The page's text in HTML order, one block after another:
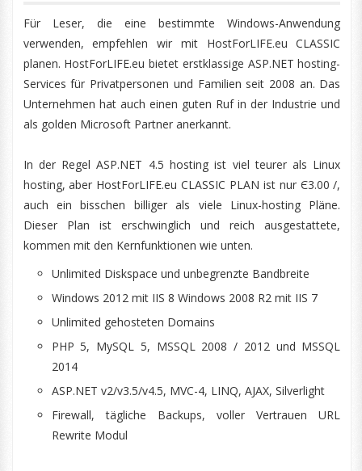
Für Leser, die eine bestimmte Windows-Anwendung
verwenden, empfehlen wir mit HostForLIFE.eu CLASSIC
planen. HostForLIFE.eu bietet erstklassige ASP.NET hosting-
Services für Privatpersonen und Familien seit 2008 an. Das
Unternehmen hat auch einen guten Ruf in der Industrie und
als golden Microsoft Partner anerkannt.
In der Regel ASP.NET 4.5 hosting ist viel teurer als Linux
hosting, aber HostForLIFE.eu CLASSIC PLAN ist nur Є3.00 /,
auch ein bisschen billiger als viele Linux-hosting Pläne.
Dieser Plan ist erschwinglich und reich ausgestattete,
kommen mit den Kernfunktionen wie unten.
Unlimited Diskspace und unbegrenzte Bandbreite
Windows 2012 mit IIS 8 Windows 2008 R2 mit IIS 7
Unlimited gehosteten Domains
PHP 5, MySQL 5, MSSQL 2008 / 2012 und MSSQL
2014
ASP.NET v2/v3.5/v4.5, MVC-4, LINQ, AJAX, Silverlight
Firewall, tägliche Backups, voller Vertrauen URL
Rewrite Modul